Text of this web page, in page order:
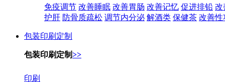
免疫调节 改善睡眠 改善胃肠 改善记忆 促进排铅 改
护肝 防骨质疏松 调节内分泌 解酒类 保健茶 改善性
包装印刷定制
包装印刷定制>>
印刷